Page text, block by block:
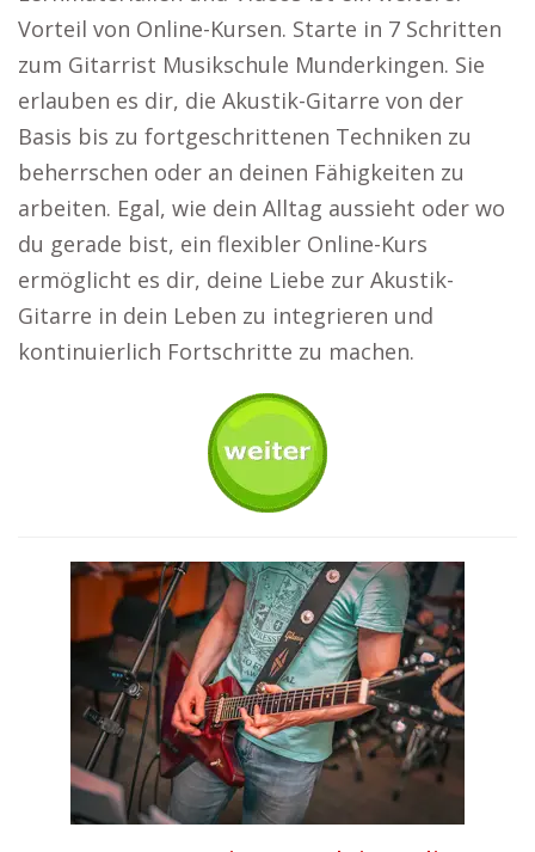
Vorteil von Online-Kursen. Starte in 7 Schritten
zum Gitarrist Musikschule Munderkingen. Sie
erlauben es dir, die Akustik-Gitarre von der
Basis bis zu fortgeschrittenen Techniken zu
beherrschen oder an deinen Fähigkeiten zu
arbeiten. Egal, wie dein Alltag aussieht oder wo
du gerade bist, ein flexibler Online-Kurs
ermöglicht es dir, deine Liebe zur Akustik-
Gitarre in dein Leben zu integrieren und
kontinuierlich Fortschritte zu machen.